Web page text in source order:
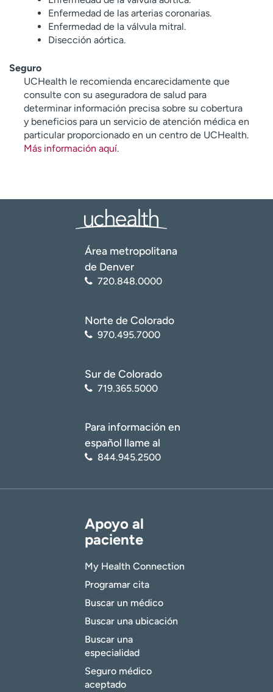
Enfermedad de las arterias coronarias.
Enfermedad de la válvula mitral.
Disección aórtica.
Seguro
UCHealth le recomienda encarecidamente que
consulte con su aseguradora de salud para
determinar información precisa sobre su cobertura
y beneficios para un servicio de atención médica en
particular proporcionado en un centro de UCHealth.
Más información aquí.
Área metropolitana
de Denver
720.848.0000
Norte de Colorado
970.495.7000
Sur de Colorado
719.365.5000
Para información en
español llame al
844.945.2500
Apoyo al
paciente
My Health Connection
Programar cita
Buscar un médico
Buscar una ubicación
Buscar una
especialidad
Seguro médico
aceptado